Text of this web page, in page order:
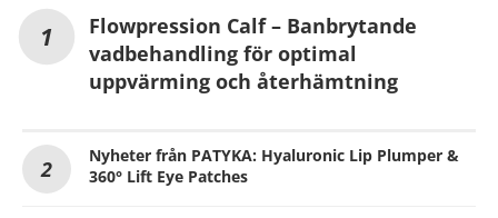
Flowpression Calf – Banbrytande
vadbehandling för optimal
uppvärming och återhämtning
Nyheter från PATYKA: Hyaluronic Lip Plumper &
360° Lift Eye Patches